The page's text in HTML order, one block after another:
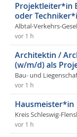
Projektleiter*in
oder
Albtal-Verkehrs-
vor 1 h
Architektin /
(w/m/d) als
Bau- und
vor 1 h
Hausmeister*in
Kreis Schleswig-
vor 1 h